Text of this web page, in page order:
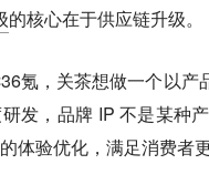
的核心在于供应链升级。
氪， 关茶想做一个以产
发，品牌 IP 不是某种
体验优化， 满足消费者